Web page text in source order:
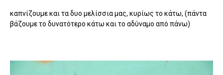
καπνίζουμε και τα δυο μελίσσια μας, κυρίως το κάτω, (πάντα
βάζουμε το δυνατότερο κάτω και το αδύναμο από πάνω)